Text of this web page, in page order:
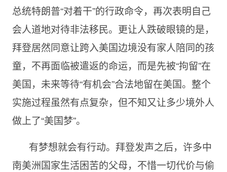
总统特朗普“对着干”的行政命令，再次表明自己
会人道地对待非法移民。更让人跌破眼镜的是，
拜登居然同意让跨入美国边境没有家人陪同的孩
童，不再面临被遣返的命运，而是先被“拘留”在
美国，未来等待“有机会”合法地留在美国。整个
实施过程虽然有点复杂，但不知又让多少境外人
做上了“美国梦”。
有梦想就会有行动。拜登发声之后，许多中
南美洲国家生活困苦的父母，不惜一切代价与偷